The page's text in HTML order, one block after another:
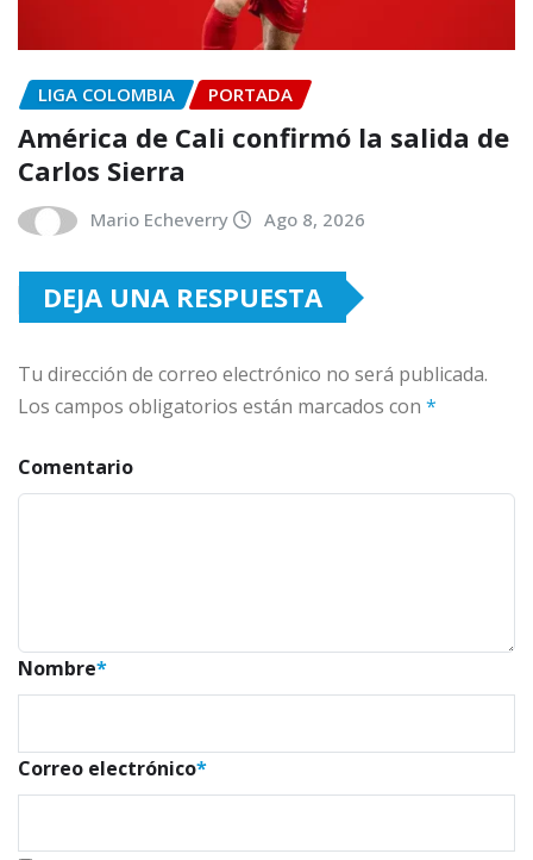
LIGA COLOMBIA PORTADA
América de Cali confirmó la salida de
Carlos Sierra
Mario Echeverry Ago 8, 2026
DEJA UNA RESPUESTA
Tu dirección de correo electrónico no será publicada.
Los campos obligatorios están marcados con *
Comentario
Nombre*
Correo electrónico*